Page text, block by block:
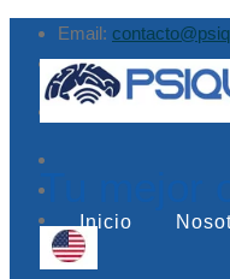
Email:
Augusto Leguía Sur
Tu mejor
Inicio